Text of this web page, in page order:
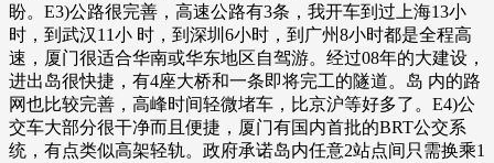
盼。E3)公路很完善，高速公路有3条，我开车到过上海13小
时，到武汉11小 时，到深圳6小时，到广州8小时都是全程高
速，厦门很适合华南或华东地区自驾游。经过08年的大建设，
进出岛很快捷，有4座大桥和一条即将完工的隧道。岛 内的路
网也比较完善，高峰时间轻微堵车，比京沪等好多了。E4)公
交车大部分很干净而且便捷，厦门有国内首批的BRT公交系
统，有点类似高架轻轨。政府承诺岛内任意2站点间只需换乘1